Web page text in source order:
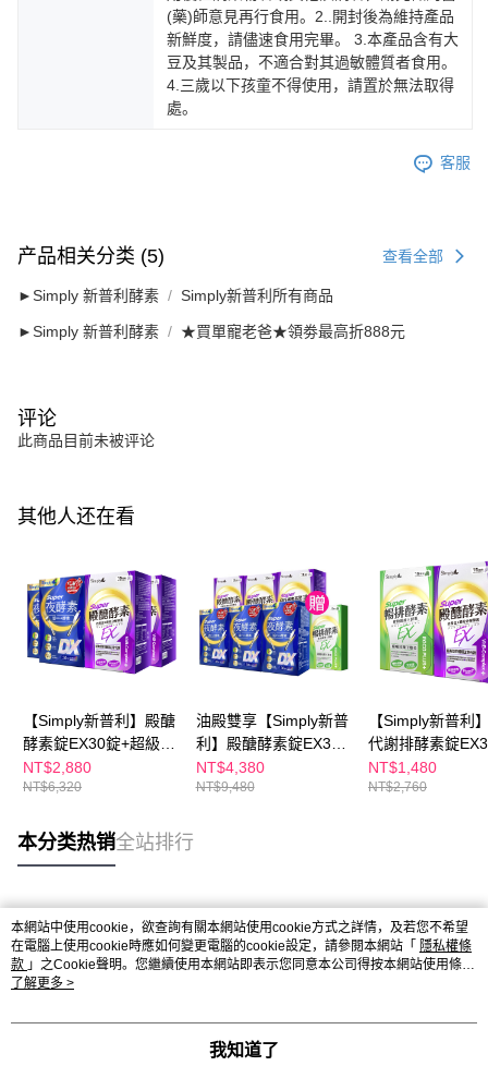
(藥)師意見再行食用。2..開封後為維持產品
新鮮度，請儘速食用完畢。 3.本產品含有大
豆及其製品，不適合對其過敏體質者食用。
4.三歲以下孩童不得使用，請置於無法取得
處。
客服
产品相关分类 (5) 查看全部
►Simply 新普利酵素 Simply新普利所有商品
►Simply 新普利酵素 ★買單寵老爸★領劵最高折888元
评论
此商品目前未被评论
其他人还在看
【Simply新普利】殿醣
酵素錠EX30錠+超級夜
酵素DX30錠(2+2)
NT$2,880
NT$6,320
油殿雙享【Simply新普
利】殿醣酵素錠EX30
錠+超級夜酵素DX30錠
(3+3)贈-排酵素10入
NT$4,380
NT$9,480
【Simply新普利
代謝排酵素錠
+殿醣酵素錠
(1+1)
NT$1,480
NT$2,760
本分类热销全站排行
热门标签
本網站中使用cookie，欲查詢有關本網站使用cookie方式之詳情，及若您不希望
在電腦上使用cookie時應如何變更電腦的cookie設定，請參閱本網站「 隱私權條
款 」之Cookie聲明。您繼續使用本網站即表示您同意本公司得按本網站使用條款
之Cookie聲明使用cookie。
了解更多 >
我知道了